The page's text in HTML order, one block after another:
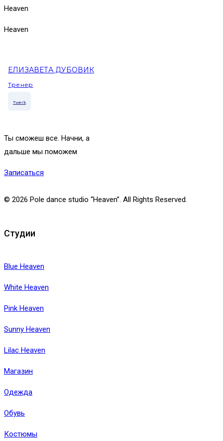
Heaven
Heaven
ЕЛИЗАВЕТА ДУБОВИК
Тренер
Twerk
Ты сможеш все. Начни, а
дальше мы поможем
Записаться
© 2026 Pole dance studio “Heaven”. All Rights Reserved.
Студии
Blue Heaven
White Heaven
Pink Heaven
Sunny Heaven
Lilac Heaven
Магазин
Одежда
Обувь
Костюмы